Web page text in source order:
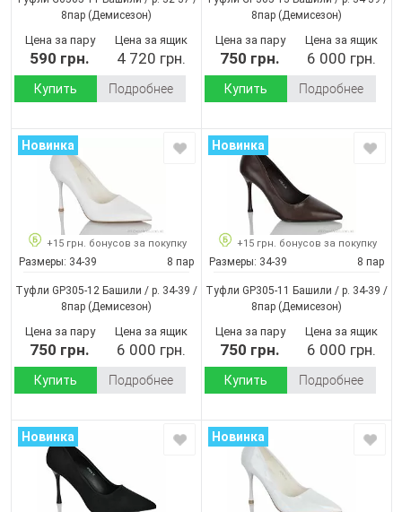
8пар (Демисезон)
Цена за пару
590 грн.
Цена за ящик
4 720 грн.
Купить Подробнее
8пар (Демисезон)
Цена за пару
750 грн.
Цена за ящик
6 000 грн.
Купить Подробнее
Новинка
+15 грн. бонусов за покупку
Размеры: 34-39 8 пар
Туфли GP305-12 Башили / p. 34-39 /
8пар (Демисезон)
Цена за пару
750 грн.
Цена за ящик
6 000 грн.
Купить Подробнее
Новинка
+15 грн. бонусов за покупку
Размеры: 34-39 8 пар
Туфли GP305-11 Башили / p. 34-39 /
8пар (Демисезон)
Цена за пару
750 грн.
Цена за ящик
6 000 грн.
Купить Подробнее
Новинка Новинка